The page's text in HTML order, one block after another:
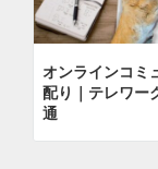
オンラインコミ
配り｜テレワー
通